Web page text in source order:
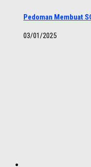
Pedoman Membuat
03/01/2025